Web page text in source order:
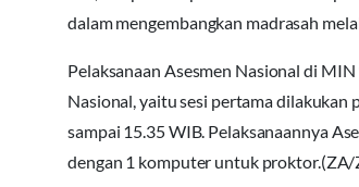
dalam mengembangkan madrasah
Pelaksanaan Asesmen Nasional di
Nasional, yaitu sesi pertama dilakukan
sampai 15.35 WIB. Pelaksanaannya
dengan 1 komputer untuk